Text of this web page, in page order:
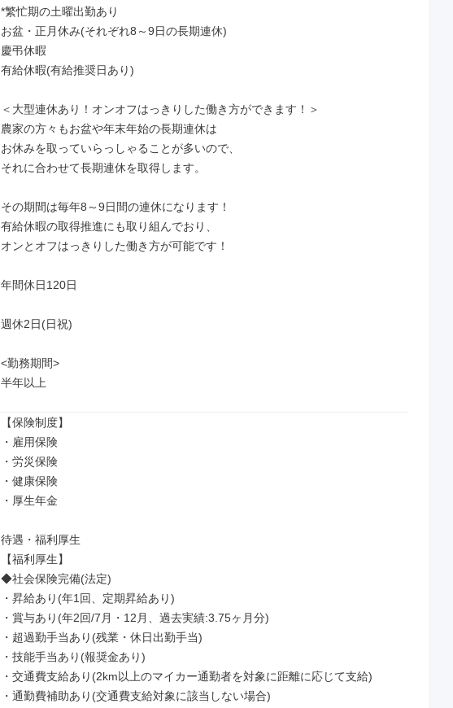
*繁忙期の土曜出勤あり
お盆・正月休み(それぞれ8～9日の長期連休)
慶弔休暇
有給休暇(有給推奨日あり)
＜大型連休あり！オンオフはっきりした働き方ができます！＞
農家の方々もお盆や年末年始の長期連休は
お休みを取っていらっしゃることが多いので、
それに合わせて長期連休を取得します。
その期間は毎年8～9日間の連休になります！
有給休暇の取得推進にも取り組んでおり、
オンとオフはっきりした働き方が可能です！
年間休日120日
週休2日(日祝)
<勤務期間>
半年以上
【保険制度】
・雇用保険
・労災保険
・健康保険
・厚生年金
待遇・福利厚生
【福利厚生】
◆社会保険完備(法定)
・昇給あり(年1回、定期昇給あり)
・賞与あり(年2回/7月・12月、過去実績:3.75ヶ月分)
・超過勤手当あり(残業・休日出勤手当)
・技能手当あり(報奨金あり)
・交通費支給あり(2km以上のマイカー通勤者を対象に距離に応じて支給)
・通勤費補助あり(交通費支給対象に該当しない場合)